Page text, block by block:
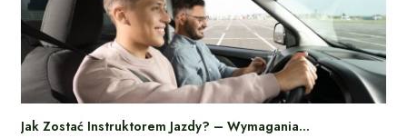
Jak Zostać Instruktorem Jazdy? – Wymagania…